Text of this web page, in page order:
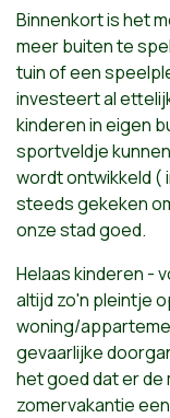
Binnenkort is het
meer buiten te
tuin of een
investeert al
kinderen in eigen
sportveldje
wordt ontwikkeld (
steeds gekeken
onze stad goed.
Helaas kinderen -
altijd zo'n pleintje
woning/
gevaarlijke
het goed dat er de
zomervakantie